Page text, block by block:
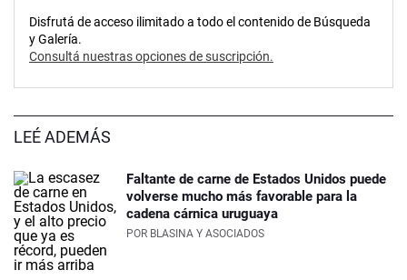
Disfrutá de acceso ilimitado a todo el contenido de Búsqueda
y Galería.
Consultá nuestras opciones de suscripción.
LEÉ ADEMÁS
Faltante de carne de Estados Unidos puede
volverse mucho más favorable para la
cadena cárnica uruguaya
POR BLASINA Y ASOCIADOS